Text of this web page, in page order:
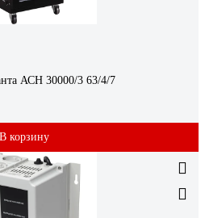
АСН 30000/3 63/4/7
В корзину